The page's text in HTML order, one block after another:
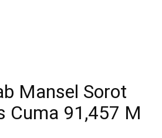
Mansel Sorot
Cuma 91,457 M